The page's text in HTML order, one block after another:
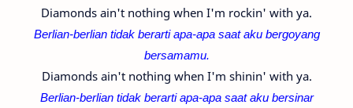
Diamonds ain't nothing when I'm rockin' with ya.
Berlian-berlian tidak berarti apa-apa saat aku bergoyang
bersamamu.
Diamonds ain't nothing when I'm shinin' with ya.
Berlian-berlian tidak berarti apa-apa saat aku bersinar